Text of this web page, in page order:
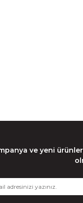
ve yeni